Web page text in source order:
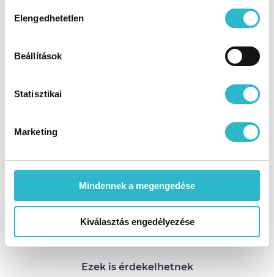
Ön által használt más szolgáltatásokból gyűjtöttek.
kiválasztása
Elengedhetetlen
Beállítások
Statisztikai
Marketing
Mindennek a megengedése
Kiválasztás engedélyezése
#Anyuka #diéta kisgyerekkel
Nekem épp ilyen diétára volt szükségem
#Anyuka #diéta kisgyerekkel #Nagy Fogyás Verseny
TOVÁBBI SIKERTÖRTÉNETEK
Ezek is érdekelhetnek